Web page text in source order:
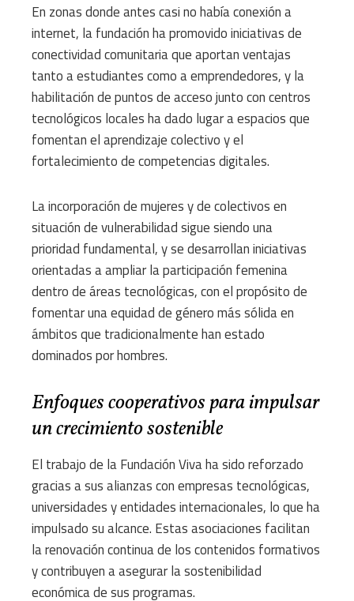
En zonas donde antes casi no había conexión a
internet, la fundación ha promovido iniciativas de
conectividad comunitaria que aportan ventajas
tanto a estudiantes como a emprendedores, y la
habilitación de puntos de acceso junto con centros
tecnológicos locales ha dado lugar a espacios que
fomentan el aprendizaje colectivo y el
fortalecimiento de competencias digitales.
La incorporación de mujeres y de colectivos en
situación de vulnerabilidad sigue siendo una
prioridad fundamental, y se desarrollan iniciativas
orientadas a ampliar la participación femenina
dentro de áreas tecnológicas, con el propósito de
fomentar una equidad de género más sólida en
ámbitos que tradicionalmente han estado
dominados por hombres.
Enfoques cooperativos para impulsar
un crecimiento sostenible
El trabajo de la Fundación Viva ha sido reforzado
gracias a sus alianzas con empresas tecnológicas,
universidades y entidades internacionales, lo que ha
impulsado su alcance. Estas asociaciones facilitan
la renovación continua de los contenidos formativos
y contribuyen a asegurar la sostenibilidad
económica de sus programas.